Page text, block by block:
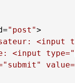
"post">
<input
<input